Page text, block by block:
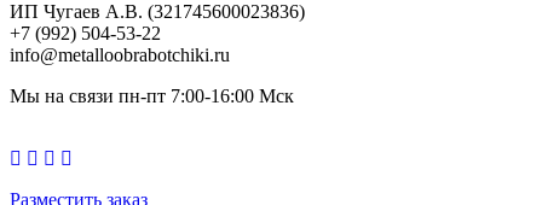
ИП Чугаев А.В. (321745600023836)
+7 (992) 504-53-22
info@metalloobrabotchiki.ru
Мы на связи пн-пт 7:00-16:00 Мск
Разместить заказ